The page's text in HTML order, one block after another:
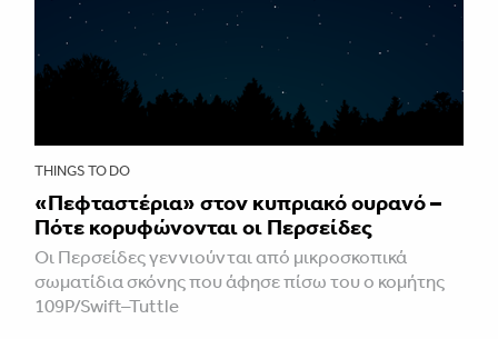
THINGS TO DO
«Πεφταστέρια» στον κυπριακό ουρανό –
Πότε κορυφώνονται οι Περσείδες
Οι Περσείδες γεννιούνται από μικροσκοπικά
σωματίδια σκόνης που άφησε πίσω του ο κομήτης
109P/Swift–Tuttle